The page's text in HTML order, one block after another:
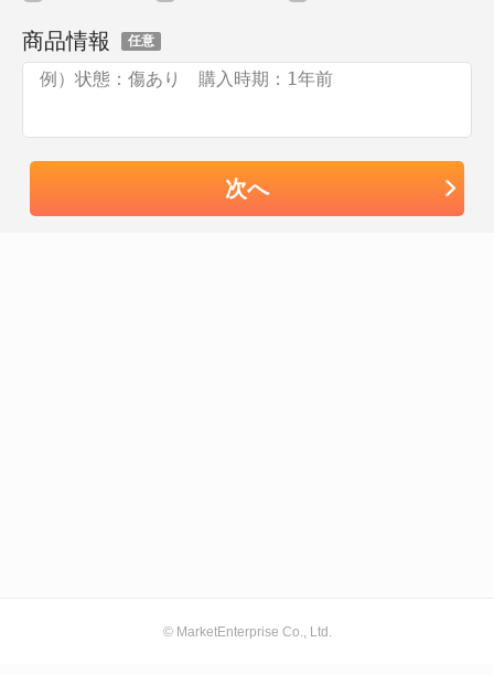
商品情報 任意
次へ
© MarketEnterprise Co., Ltd.